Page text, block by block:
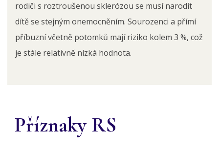
rodiči s roztroušenou sklerózou se musí narodit
dítě se stejným onemocněním. Sourozenci a přímí
příbuzní včetně potomků mají riziko kolem 3 %, což
je stále relativně nízká hodnota.
Příznaky RS